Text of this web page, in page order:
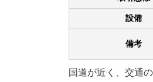
設備
備考
国道が近く、交通